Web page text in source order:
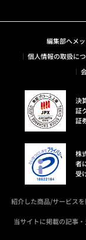
編集部へメ
個人情報の取扱に
決
証
証
株
者
受
紹介した商品/サービス
当サイトに掲載の記事